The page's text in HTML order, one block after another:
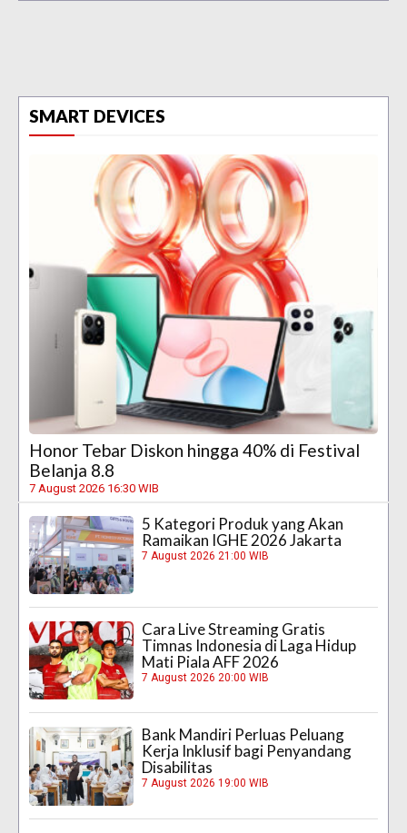
SMART DEVICES
Honor Tebar Diskon hingga 40% di Festival
Belanja 8.8
7 August 2026 16:30 WIB
5 Kategori Produk yang Akan
Ramaikan IGHE 2026 Jakarta
7 August 2026 21:00 WIB
Cara Live Streaming Gratis
Timnas Indonesia di Laga Hidup
Mati Piala AFF 2026
7 August 2026 20:00 WIB
Bank Mandiri Perluas Peluang
Kerja Inklusif bagi Penyandang
Disabilitas
7 August 2026 19:00 WIB